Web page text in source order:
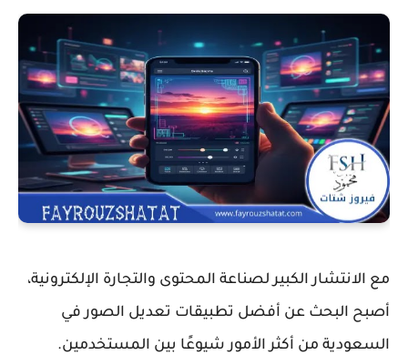
مع الانتشار الكبير لصناعة المحتوى والتجارة الإلكترونية،
أصبح البحث عن أفضل تطبيقات تعديل الصور في
السعودية من أكثر الأمور شيوعًا بين المستخدمين.